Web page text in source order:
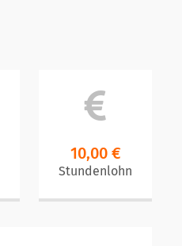
10,00 €
Stundenlohn